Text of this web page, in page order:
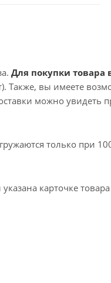
Для покупки товара
Также, вы имеете
можно увидеть
только при
карточке